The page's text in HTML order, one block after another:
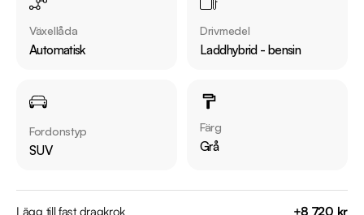
Jämför denna bil med någon av våra andra Peugeot 3008 i
lager. Se våra bilar på https://www.riddermarkbil.se/kopa-
Övrig information om bilen:
Årsskatt: Endast 360 kr
Elräckvidd enligt WLTP på 63 km
Besiktigad till och med 2026-08-31
Växellåda
Automatisk
Drivmedel
Laddhybrid - bensin
Fordonstyp
SUV
Färg
Grå
Lägg till fast dragkrok +8 720 kr